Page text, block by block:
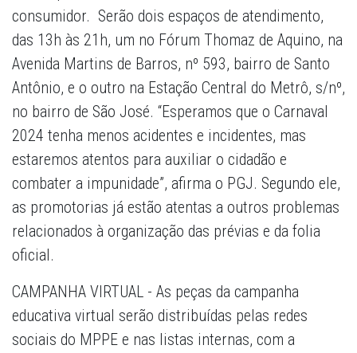
consumidor. Serão dois espaços de atendimento,
das 13h às 21h, um no Fórum Thomaz de Aquino, na
Avenida Martins de Barros, nº 593, bairro de Santo
Antônio, e o outro na Estação Central do Metrô, s/nº,
no bairro de São José. “Esperamos que o Carnaval
2024 tenha menos acidentes e incidentes, mas
estaremos atentos para auxiliar o cidadão e
combater a impunidade”, afirma o PGJ. Segundo ele,
as promotorias já estão atentas a outros problemas
relacionados à organização das prévias e da folia
oficial.
CAMPANHA VIRTUAL - As peças da campanha
educativa virtual serão distribuídas pelas redes
sociais do MPPE e nas listas internas, com a